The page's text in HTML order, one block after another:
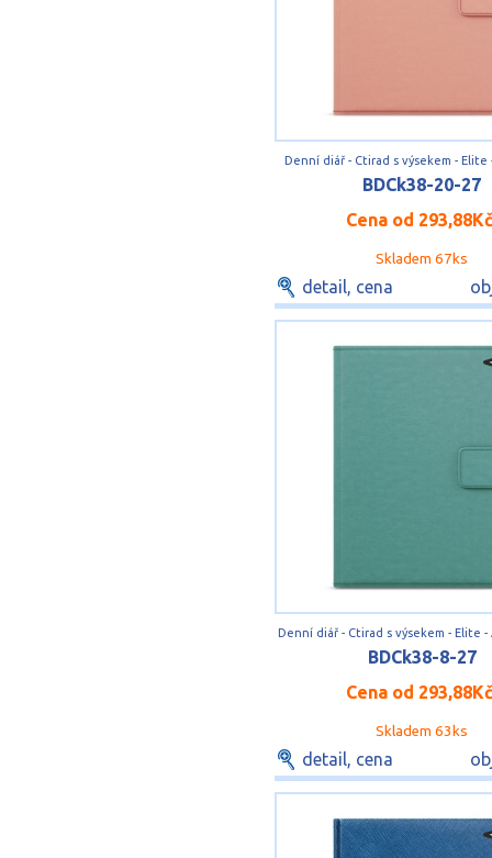
Denní diář - Ctirad s výsekem - Elite
BDCk38-20-27
Cena od 293,88Kč
Skladem 67ks
detail, cena
BDCk38-8-27
Cena od 293,88Kč
Skladem 63ks
detail, cena